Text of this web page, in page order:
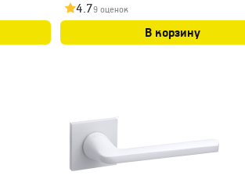
4.79 оценок
В корзину